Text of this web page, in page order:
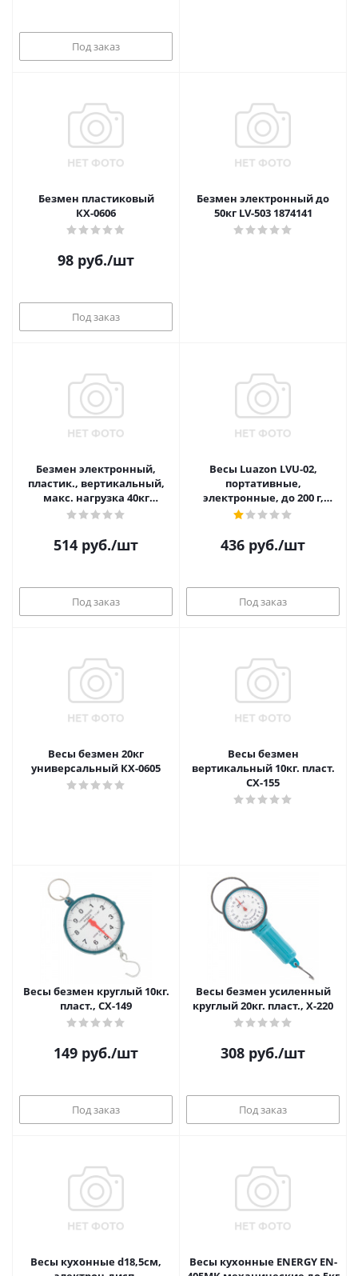
Под заказ
Безмен пластиковый
КХ-0606
98 руб./шт
Под заказ
Безмен электронный до
50кг LV-503 1874141
Безмен электронный,
пластик., вертикальный,
макс. нагрузка 40кг
(точн.измер.=10 гр)
514 руб./шт
Под заказ
Весы Luazon LVU-02,
портативные,
электронные, до 200 г,
серые 1196453
436 руб./шт
Под заказ
Весы безмен 20кг
универсальный КХ-0605
Весы безмен
вертикальный 10кг. пласт.
CX-155
Весы безмен круглый 10кг.
пласт., CX-149
149 руб./шт
Под заказ
Весы безмен усиленный
круглый 20кг. пласт., X-220
308 руб./шт
Под заказ
Весы кухонные d18,5см,
Весы кухонные ENERGY EN-